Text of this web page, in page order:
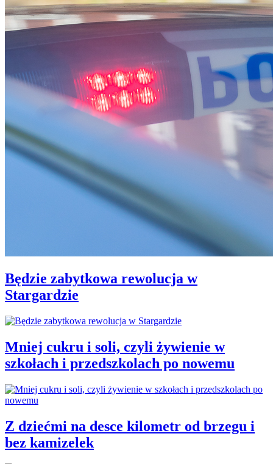
Będzie zabytkowa rewolucja w
Stargardzie
Mniej cukru i soli, czyli żywienie w
szkołach i przedszkolach po nowemu
Z dziećmi na desce kilometr od brzegu i
bez kamizelek